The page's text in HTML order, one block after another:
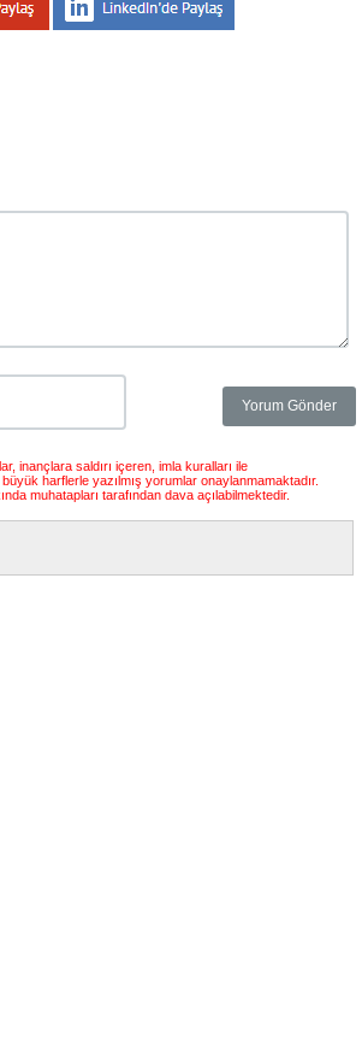
inançlara saldırı içeren, imla kuralları ile
harflerle yazılmış yorumlar onaylanmamaktadır.
muhatapları tarafından dava açılabilmektedir.